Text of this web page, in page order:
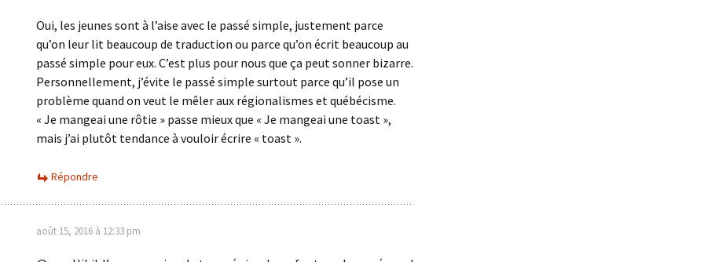
Oui, les jeunes sont à l’aise avec le passé simple, justement parce
qu’on leur lit beaucoup de traduction ou parce qu’on écrit beaucoup au
passé simple pour eux. C’est plus pour nous que ça peut sonner bizarre.
Personnellement, j’évite le passé simple surtout parce qu’il pose un
problème quand on veut le mêler aux régionalismes et québécisme.
« Je mangeai une rôtie » passe mieux que « Je mangeai une toast »,
mais j’ai plutôt tendance à vouloir écrire « toast ».
Répondre
août 15, 2016 à 12:33 pm